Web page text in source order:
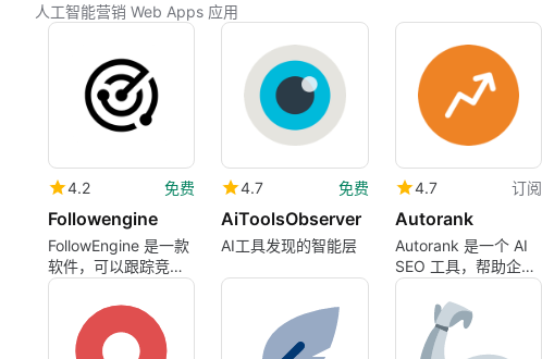
人工智能营销 Web Apps 应用
4.2 免费
Followengine
FollowEngine 是一款
软件，可以跟踪竞争
对手的活动、渠道和
视频，以便为营销策
略提供信息。
4.7 免费
AiToolsObserver
AI工具发现的智能层
4.7 订阅
Autorank
Autorank 是一个 AI
SEO 工具，帮助企业
在 Google 和 AI 搜索
平台上排名。